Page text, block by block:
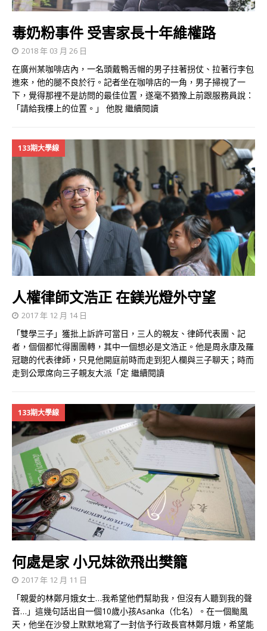
毒奶粉事件 受害家長十年維權路
2018 年 03 月 26 日
在廣州某咖啡店內，一名頭戴鴨舌帽的男子拄著拐仗、拉著行李包
進來，他的腿不良於行。記者坐在咖啡店的一角，男子掃視了一
下，覺得那裡不是訪問的最佳位置，遂毫不猶豫上前跟服務員說：
「請給我樓上的位置。」 他脫 繼續閱讀
133期大學線
人權律師文浩正 在鎂光燈外守望
2017 年 12 月 14 日
「雙學三子」獲批上訴許可當日，三人的親友、律師代表團、記
者，個個都忙得團團轉，其中一個想必是文浩正。他是周永康及羅
冠聰的代表律師，只見他開庭前時而走到犯人欄與三子聊天；時而
走到公眾席向三子親友大派「定 繼續閱讀
133期大學線
何處是家 小兄妹欲飛出樊籠
2017 年 12 月 11 日
「親愛的林鄭月娥女士…我希望他們幫助我，但沒有人聽到我的聲
音…」這幾句話出自一個10歲小孩Asanka（化名）。在一個颱風
天，他坐在沙發上默默地寫了一封信予行政長官林鄭月娥，希望能